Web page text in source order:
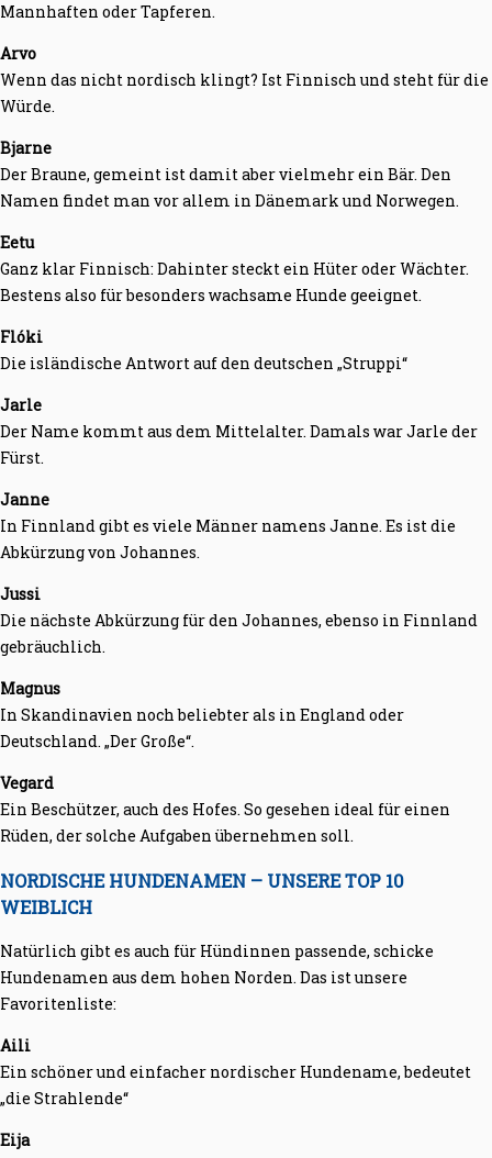
Mannhaften oder Tapferen.
Arvo
Wenn das nicht nordisch klingt? Ist Finnisch und steht für die
Würde.
Bjarne
Der Braune, gemeint ist damit aber vielmehr ein Bär. Den
Namen findet man vor allem in Dänemark und Norwegen.
Eetu
Ganz klar Finnisch: Dahinter steckt ein Hüter oder Wächter.
Bestens also für besonders wachsame Hunde geeignet.
Flóki
Die isländische Antwort auf den deutschen „Struppi“
Jarle
Der Name kommt aus dem Mittelalter. Damals war Jarle der
Fürst.
Janne
In Finnland gibt es viele Männer namens Janne. Es ist die
Abkürzung von Johannes.
Jussi
Die nächste Abkürzung für den Johannes, ebenso in Finnland
gebräuchlich.
Magnus
In Skandinavien noch beliebter als in England oder
Deutschland. „Der Große“.
Vegard
Ein Beschützer, auch des Hofes. So gesehen ideal für einen
Rüden, der solche Aufgaben übernehmen soll.
NORDISCHE HUNDENAMEN – UNSERE TOP 10
WEIBLICH
Natürlich gibt es auch für Hündinnen passende, schicke
Hundenamen aus dem hohen Norden. Das ist unsere
Favoritenliste:
Aili
Ein schöner und einfacher nordischer Hundename, bedeutet
„die Strahlende“
Eija